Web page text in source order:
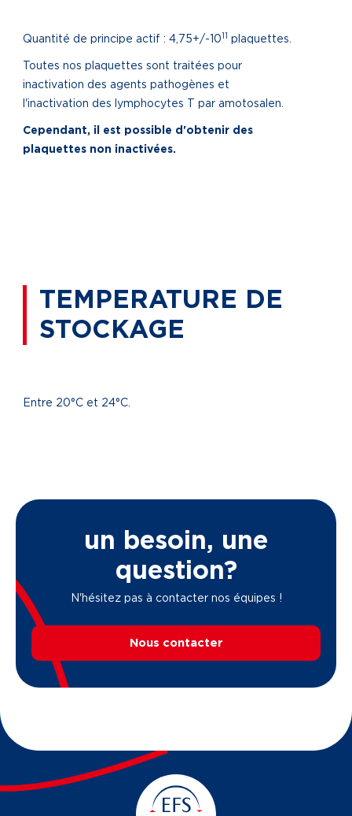
Quantité de principe actif : 4,75+/-1011 plaquettes.
Toutes nos plaquettes sont traitées pour
inactivation des agents pathogènes et
l'inactivation des lymphocytes T par amotosalen.
Cependant, il est possible d'obtenir des
plaquettes non inactivées.
TEMPERATURE DE
STOCKAGE
Entre 20°C et 24°C.
un besoin, une
question?
N'hésitez pas à contacter nos équipes !
Nous contacter